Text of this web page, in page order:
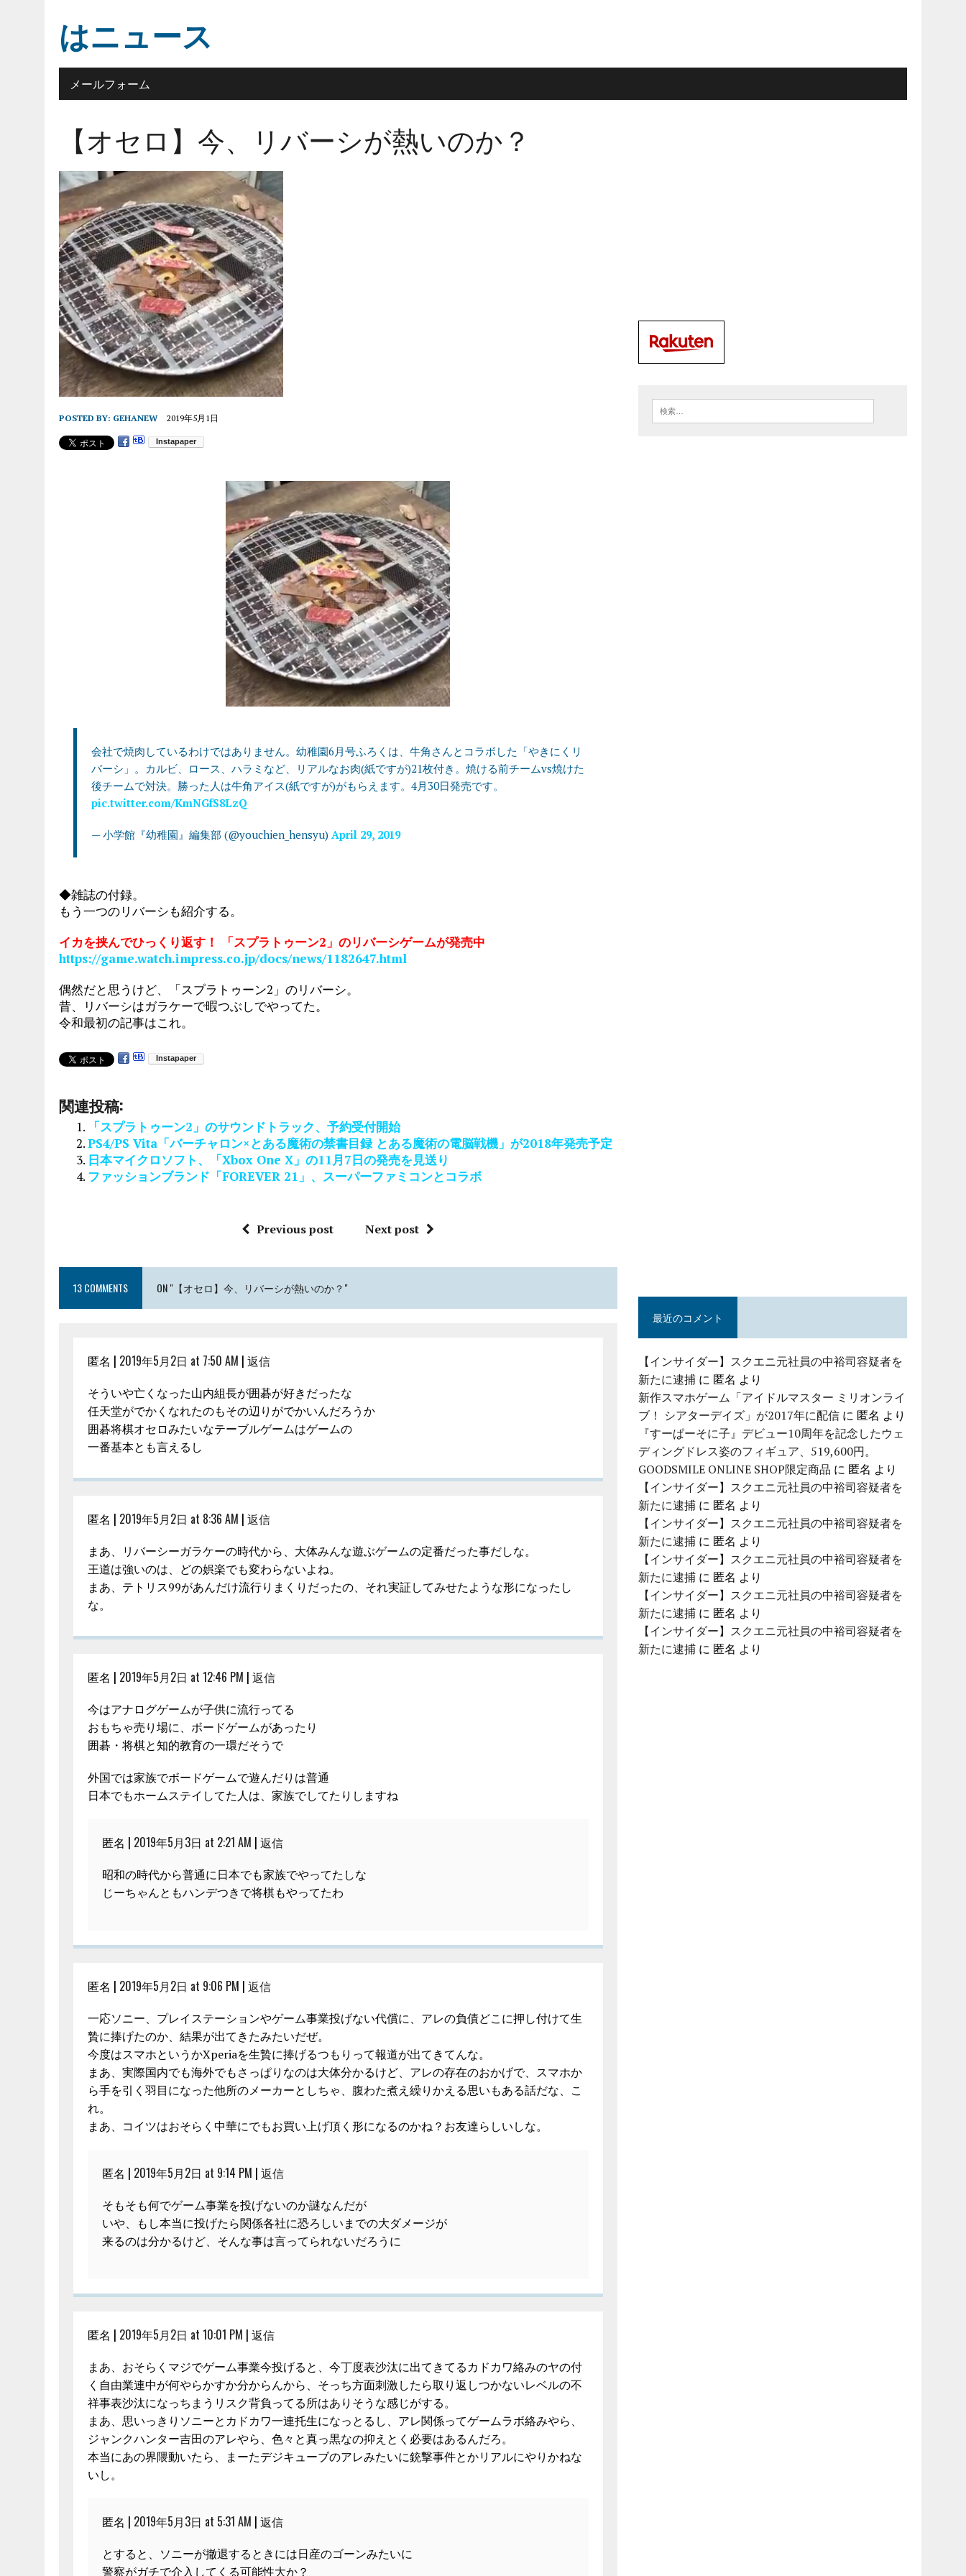
はニュース
メールフォーム
【オセロ】今、リバーシが熱いのか？
POSTED BY: GEHANEW 2019年5月1日
会社で焼肉しているわけではありません。幼稚園6月号ふろくは、牛角さんとコラボした「やきにくリ
バーシ」。カルビ、ロース、ハラミなど、リアルなお肉(紙ですが)21枚付き。焼ける前チームvs焼けた
後チームで対決。勝った人は牛角アイス(紙ですが)がもらえます。4月30日発売です。
pic.twitter.com/KmNGfS8LzQ
— 小学館『幼稚園』編集部 (@youchien_hensyu) April 29, 2019
◆雑誌の付録。
もう一つのリバーシも紹介する。
イカを挟んでひっくり返す！ 「スプラトゥーン2」のリバーシゲームが発売中
https://game.watch.impress.co.jp/docs/news/1182647.html
偶然だと思うけど、「スプラトゥーン2」のリバーシ。
昔、リバーシはガラケーで暇つぶしでやってた。
令和最初の記事はこれ。
関連投稿:
「スプラトゥーン2」のサウンドトラック、予約受付開始
PS4/PS Vita「バーチャロン×とある魔術の禁書目録 とある魔術の電脳戦機」が2018年発売予定
日本マイクロソフト、「Xbox One X」の11月7日の発売を見送り
ファッションブランド「FOREVER 21」、スーパーファミコンとコラボ
Previous post Next post
13 COMMENTS ON "【オセロ】今、リバーシが熱いのか？"
匿名 | 2019年5月2日 at 7:50 AM | 返信
そういや亡くなった山内組長が囲碁が好きだったな
任天堂がでかくなれたのもその辺りがでかいんだろうか
囲碁将棋オセロみたいなテーブルゲームはゲームの
一番基本とも言えるし
匿名 | 2019年5月2日 at 8:36 AM | 返信
まあ、リバーシーガラケーの時代から、大体みんな遊ぶゲームの定番だった事だしな。
王道は強いのは、どの娯楽でも変わらないよね。
まあ、テトリス99があんだけ流行りまくりだったの、それ実証してみせたような形になったし
な。
匿名 | 2019年5月2日 at 12:46 PM | 返信
今はアナログゲームが子供に流行ってる
おもちゃ売り場に、ボードゲームがあったり
囲碁・将棋と知的教育の一環だそうで
外国では家族でボードゲームで遊んだりは普通
日本でもホームステイしてた人は、家族でしてたりしますね
匿名 | 2019年5月3日 at 2:21 AM | 返信
昭和の時代から普通に日本でも家族でやってたしな
じーちゃんともハンデつきで将棋もやってたわ
匿名 | 2019年5月2日 at 9:06 PM | 返信
一応ソニー、プレイステーションやゲーム事業投げない代償に、アレの負債どこに押し付けて生
贄に捧げたのか、結果が出てきたみたいだぜ。
今度はスマホというかXperiaを生贄に捧げるつもりって報道が出てきてんな。
まあ、実際国内でも海外でもさっぱりなのは大体分かるけど、アレの存在のおかげで、スマホか
ら手を引く羽目になった他所のメーカーとしちゃ、腹わた煮え繰りかえる思いもある話だな、こ
れ。
まあ、コイツはおそらく中華にでもお買い上げ頂く形になるのかね？お友達らしいしな。
匿名 | 2019年5月2日 at 9:14 PM | 返信
そもそも何でゲーム事業を投げないのか謎なんだが
いや、もし本当に投げたら関係各社に恐ろしいまでの大ダメージが
来るのは分かるけど、そんな事は言ってられないだろうに
匿名 | 2019年5月2日 at 10:01 PM | 返信
まあ、おそらくマジでゲーム事業今投げると、今丁度表沙汰に出てきてるカドカワ絡みのヤの付
く自由業連中が何やらかすか分からんから、そっち方面刺激したら取り返しつかないレベルの不
祥事表沙汰になっちまうリスク背負ってる所はありそうな感じがする。
まあ、思いっきりソニーとカドカワ一連托生になっとるし、アレ関係ってゲームラボ絡みやら、
ジャンクハンター吉田のアレやら、色々と真っ黒なの抑えとく必要はあるんだろ。
本当にあの界隈動いたら、まーたデジキューブのアレみたいに銃撃事件とかリアルにやりかねな
いし。
匿名 | 2019年5月3日 at 5:31 AM | 返信
とすると、ソニーが撤退するときには日産のゴーンみたいに
警察がガチで介入してくる可能性大か？
最近のコメント
【インサイダー】スクエニ元社員の中裕司容疑者を
新たに逮捕 に 匿名 より
新作スマホゲーム「アイドルマスター ミリオンライ
ブ！ シアターデイズ」が2017年に配信 に 匿名 より
『すーぱーそに子』デビュー10周年を記念したウェ
ディングドレス姿のフィギュア、519,600円。
GOODSMILE ONLINE SHOP限定商品 に 匿名 より
【インサイダー】スクエニ元社員の中裕司容疑者を
新たに逮捕 に 匿名 より
【インサイダー】スクエニ元社員の中裕司容疑者を
新たに逮捕 に 匿名 より
【インサイダー】スクエニ元社員の中裕司容疑者を
新たに逮捕 に 匿名 より
【インサイダー】スクエニ元社員の中裕司容疑者を
新たに逮捕 に 匿名 より
【インサイダー】スクエニ元社員の中裕司容疑者を
新たに逮捕 に 匿名 より